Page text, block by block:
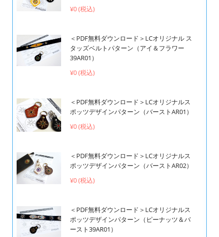
¥0 (税込)
＜PDF無料ダウンロード＞LCオリジナル ス
タッズベルトパターン（アイ＆フラワー
39AR01）
¥0 (税込)
＜PDF無料ダウンロード＞LCオリジナルス
ポッツデザインパターン（バーストAR01）
¥0 (税込)
＜PDF無料ダウンロード＞LCオリジナルス
ポッツデザインパターン（バーストAR02）
¥0 (税込)
＜PDF無料ダウンロード＞LCオリジナルス
ポッツデザインパターン（ピーナッツ＆バ
ースト39AR01）